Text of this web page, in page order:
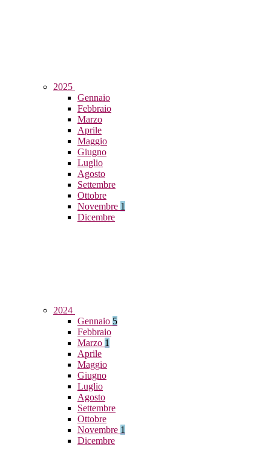
2025
Gennaio
Febbraio
Marzo
Aprile
Maggio
Giugno
Luglio
Agosto
Settembre
Ottobre
Novembre 1
Dicembre
2024
Gennaio 5
Febbraio
Marzo 1
Aprile
Maggio
Giugno
Luglio
Agosto
Settembre
Ottobre
Novembre 1
Dicembre